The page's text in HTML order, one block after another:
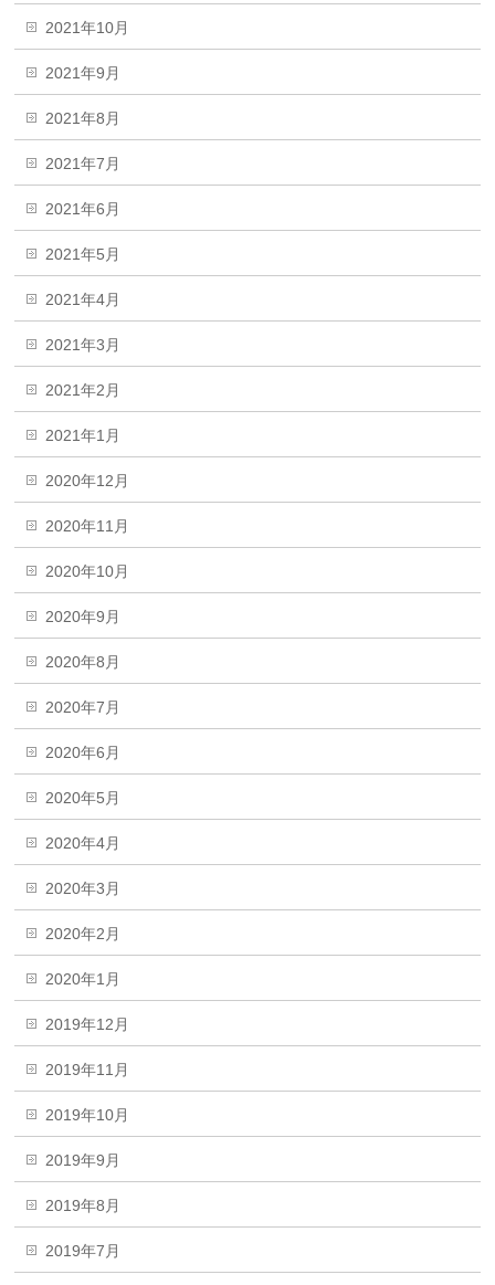
2021年10月
2021年9月
2021年8月
2021年7月
2021年6月
2021年5月
2021年4月
2021年3月
2021年2月
2021年1月
2020年12月
2020年11月
2020年10月
2020年9月
2020年8月
2020年7月
2020年6月
2020年5月
2020年4月
2020年3月
2020年2月
2020年1月
2019年12月
2019年11月
2019年10月
2019年9月
2019年8月
2019年7月